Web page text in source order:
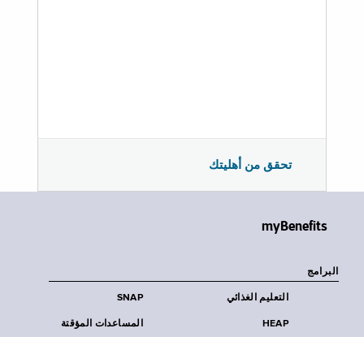
تحقق من أهليتك
myBenefits
البرامج
SNAP التعليم الغذائي
المساعدات المؤقتة HEAP